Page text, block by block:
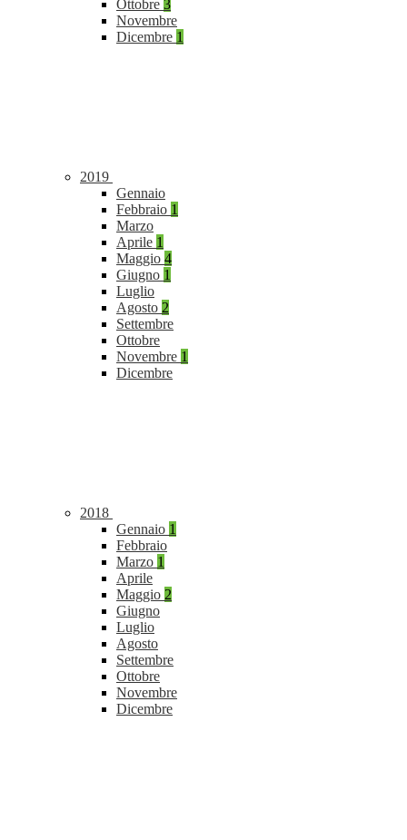
Ottobre 3
Novembre
Dicembre 1
2019
Gennaio
Febbraio 1
Marzo
Aprile 1
Maggio 4
Giugno 1
Luglio
Agosto 2
Settembre
Ottobre
Novembre 1
Dicembre
2018
Gennaio 1
Febbraio
Marzo 1
Aprile
Maggio 2
Giugno
Luglio
Agosto
Settembre
Ottobre
Novembre
Dicembre